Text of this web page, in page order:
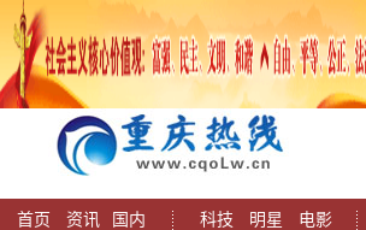
首页 资讯
国内
科技 明星
电影